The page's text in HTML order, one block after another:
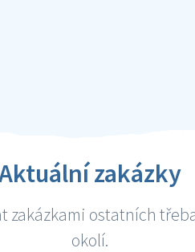
zakázky
zakázkami ostatních
okolí.